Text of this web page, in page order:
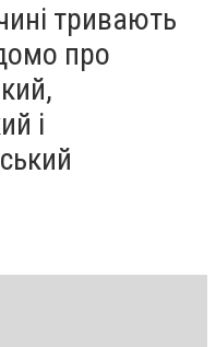
тривають
про
і